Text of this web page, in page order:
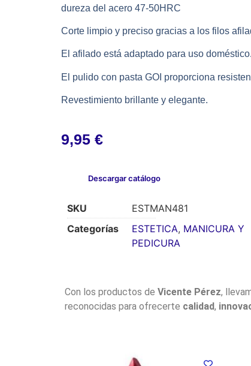
dureza del acero 47-50HRC
Corte limpio y preciso gracias a los filos
El afilado está adaptado para uso doméstico.
El pulido con pasta GOI proporciona
Revestimiento brillante y elegante.
9,95 €
Descargar catálogo
SKU
ESTMAN481
Categorías
ESTETICA, MANICURA Y
PEDICURA
Con los productos de Vicente Pérez,
reconocidas para ofrecerte calidad,